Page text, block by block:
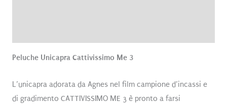
Peluche Unicapra Cattivissimo Me 3
L’unicapra adorata da Agnes nel film campione d’incassi e
di gradimento CATTIVISSIMO ME 3 è pronto a farsi